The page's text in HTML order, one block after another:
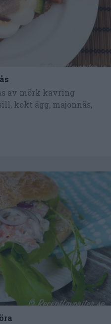
av mörk kavring
kokt ägg, majonnäs,